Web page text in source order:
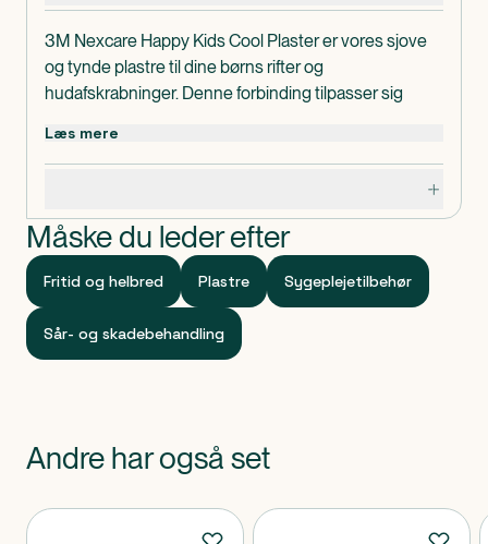
3M Nexcare Happy Kids Cool Plaster er vores sjove
og tynde plastre til dine børns rifter og
hudafskrabninger. Denne forbinding tilpasser sig
Dosis og Anvendelse
Indeholder
20 stk. 3M Nexcare Happy Kids Cool Plaster
Klassificeret som
Produktet er CE-mærket medicinsk udstyr.
Læs mere
Måske du leder efter
Fritid og helbred Plastre Sygeplejetilbehør
Sår- og skadebehandling
Andre har også set
Produkter